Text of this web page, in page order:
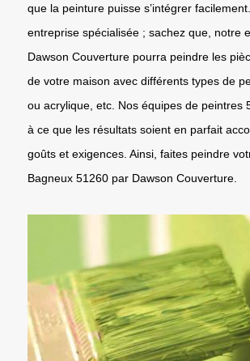
que la peinture puisse s’intégrer
entreprise spécialisée ; sachez que, notre
Dawson Couverture pourra peindre les
de votre maison avec différents types de
ou acrylique, etc. Nos équipes de peintres
à ce que les résultats soient en parfait
goûts et exigences. Ainsi, faites peindre
Bagneux 51260 par Dawson Couverture.